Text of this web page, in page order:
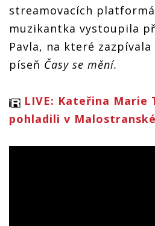
streamovacích
muzikantka vystoupila
Pavla, na které
píseň Časy se mění.
LIVE: Kateřina Marie
pohladili v